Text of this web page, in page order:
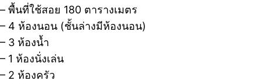
– พื้นที่ใช้สอย 180 ตารางเมตร
– 4 ห้องนอน (ชั้นล่างมีห้องนอน)
– 3 ห้องน้ำ
– 1 ห้องนั่งเล่น
– 2 ห้องครัว